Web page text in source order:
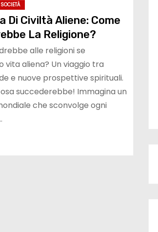
SOCIETÀ
Di Civiltà Aliene: Come
La Religione?
alle religioni se
vita aliena? Un viaggio tra
e nuove prospettive spirituali.
succederebbe! Immagina un
che sconvolge ogni